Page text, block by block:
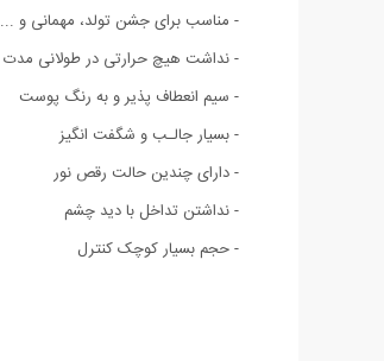
- مناسب برای جشن تولد، مهمانی و ...
- نداشت هیچ حرارتی در طولانی مدت
- سیم انعطاف پذیر و به رنگ پوست
- بسیار جالـب و شگفت انگیز
- دارای چندین حالت رقص نور
- نداشتن تداخل با دید چشم
- حجم بسیار کوچک کنترل